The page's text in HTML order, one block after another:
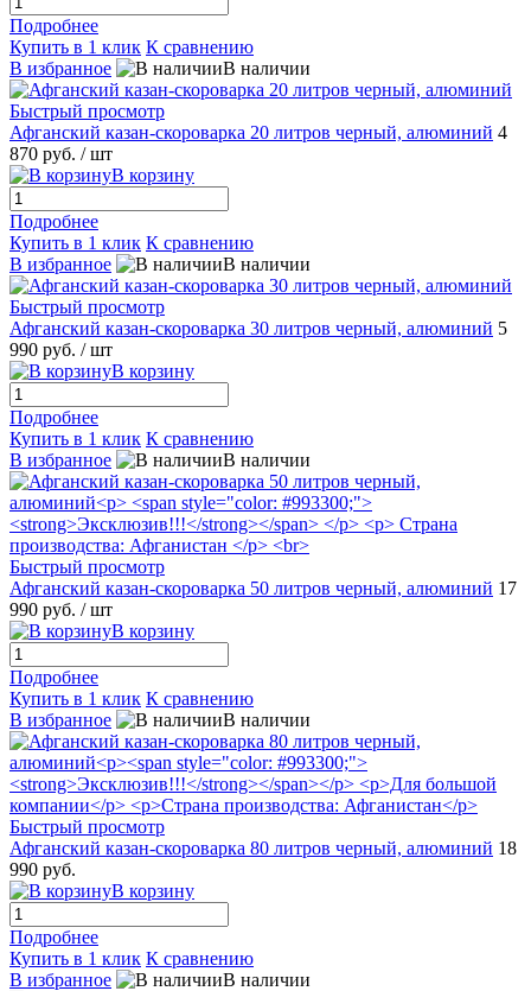
Подробнее
Купить в 1 клик К сравнению
В избранное
В наличии
Быстрый просмотр
Афганский казан-скороварка 20 литров черный, алюминий 4
870 руб. / шт
В корзину
Подробнее
Купить в 1 клик К сравнению
В избранное
В наличии
Быстрый просмотр
Афганский казан-скороварка 30 литров черный, алюминий 5
990 руб. / шт
В корзину
Подробнее
Купить в 1 клик К сравнению
В избранное
В наличии
Быстрый просмотр
Афганский казан-скороварка 50 литров черный, алюминий 17
990 руб. / шт
В корзину
Подробнее
Купить в 1 клик К сравнению
В избранное
В наличии
Быстрый просмотр
Афганский казан-скороварка 80 литров черный, алюминий 18
990 руб.
В корзину
Подробнее
Купить в 1 клик К сравнению
В избранное
В наличии